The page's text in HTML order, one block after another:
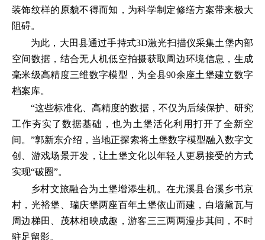
装饰纹样的原貌不得而知，为科学制定修缮方案带来极大
阻碍。
为此，大田县通过手持式3D激光扫描仪采集土堡内部
空间数据，结合无人机低空拍摄获取周边环境信息，生成
毫米级高精度三维数字模型，为全县90余座土堡建立数字
档案库。
“这些标准化、高精度的数据，不仅为后续保护、研究
工作夯实了数据基础，也为土堡活化利用打开了全新空
间。”郭新东介绍，当地正探索将土堡数字模型融入数字文
创、游戏场景开发，让土堡文化以年轻人更易接受的方式
实现“破圈”。
乡村文旅融合为土堡增添生机。在尤溪县台溪乡书京
村，光裕堡、瑞庆堡两座百年土堡依山而建，白墙黛瓦与
周边梯田、茂林相映成趣，游客三三两两漫步其间，不时
驻足留影。